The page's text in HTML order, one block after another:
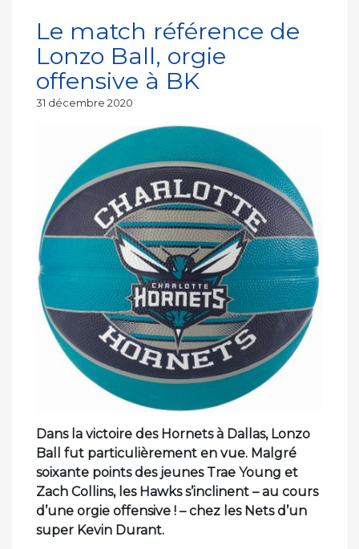
Le match référence de
Lonzo Ball, orgie
offensive à BK
Publié
31 décembre 2020
Dans la victoire des Hornets à Dallas, Lonzo
Ball fut particulièrement en vue. Malgré
soixante points des jeunes Trae Young et
Zach Collins, les Hawks s’inclinent – au cours
d’une orgie offensive ! – chez les Nets d’un
super Kevin Durant.